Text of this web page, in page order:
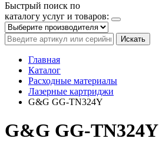
Быстрый поиск по
каталогу услуг и товаров:
Искать
Главная
Каталог
Расходные материалы
Лазерные картриджи
G&G GG-TN324Y
G&G GG-TN324Y